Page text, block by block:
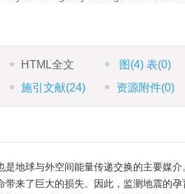
HTML全文 图 (4)表(0)
施引文献(24) 资源附件(0)
地球与外空间能量传递交换的主要媒
来了巨大的损失。因此，监测地震的